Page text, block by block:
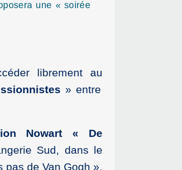
une « soirée
librement au
» entre
Nowart « De
Sud, dans le
pas de Van Gogh ».